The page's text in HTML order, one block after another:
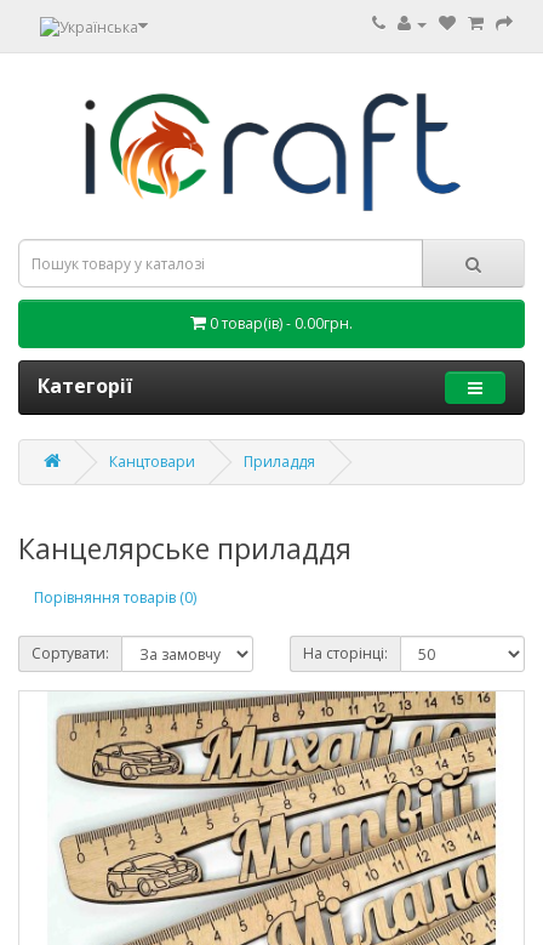
0 товар(ів) - 0.00грн.
Категорії
Канцтовари Приладдя
Канцелярське приладдя
Порівняння товарів (0)
Сортувати: На сторінці: